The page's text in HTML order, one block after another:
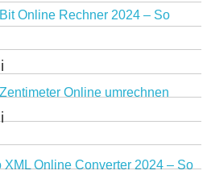
Online Rechner 2024 – So
Online umrechnen
XML Online Converter 2024 – So